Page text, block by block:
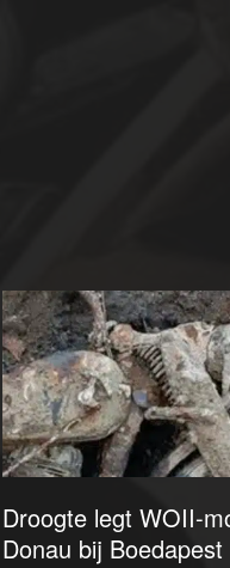
Droogte legt WOII-
Donau bij Boedapest